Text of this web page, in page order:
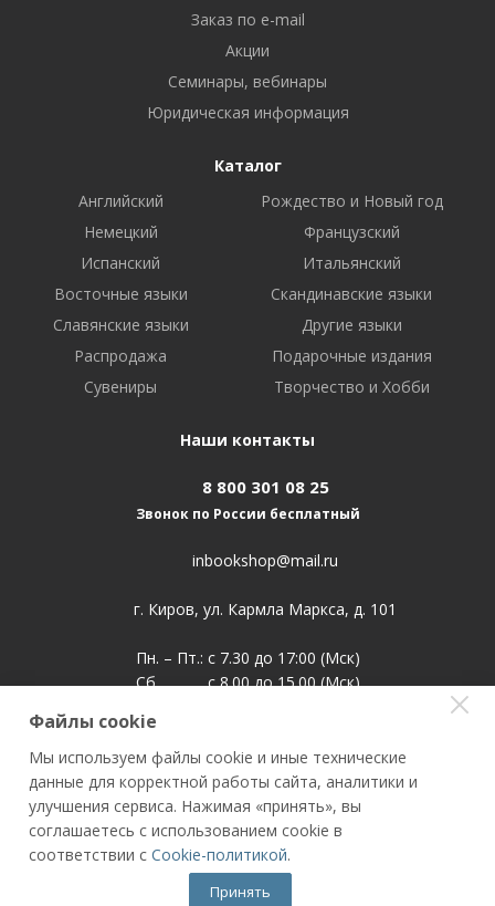
Заказ по e-mail
Акции
Семинары, вебинары
Юридическая информация
Каталог
Английский
Рождество и Новый год
Немецкий
Французский
Испанский
Итальянский
Восточные языки
Скандинавские языки
Славянские языки
Другие языки
Распродажа
Подарочные издания
Сувениры
Творчество и Хобби
Наши контакты
8 800 301 08 25
Звонок по России бесплатный
inbookshop@mail.ru
г. Киров, ул. Кармла Маркса, д. 101
Пн. – Пт.: с 7.30 до 17:00 (Мск)
Сб. с 8.00 до 15.00 (Мск)
Книжный супермаркет INBOOKSHOP.RU
ООО "Полиглот" (ИНН/КПП 5904263531/590401001, ОГРН
1125904001519)
Все права защищены © 2010 - 2026
Файлы cookie
Мы используем файлы cookie и иные технические
данные для корректной работы сайта, аналитики и
улучшения сервиса. Нажимая «принять», вы
соглашаетесь с использованием cookie в
соответствии с Cookie-политикой.
Принять